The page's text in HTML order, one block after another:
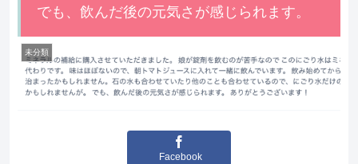
でも、飲んだ後の元気さが感じられます。
未分類
Facebook